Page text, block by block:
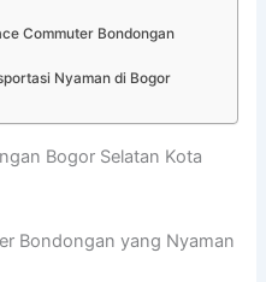
Commuter Bondongan
Nyaman di Bogor
Bogor Selatan Kota
Bondongan yang Nyaman